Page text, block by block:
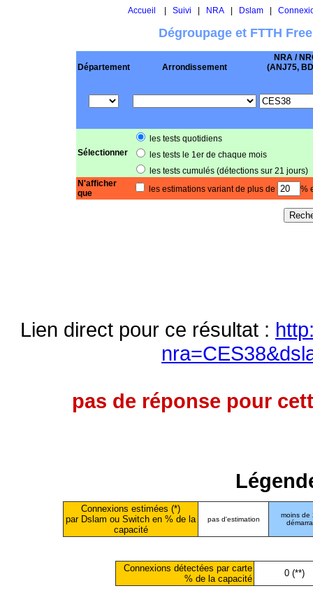
Accueil Suivi NRA| Dslam|
Dégroupage et FTTH
Département Arrondissement
NRA /
(ANJ75,
Sélectionner
les tests quotidiens
les tests le 1er de chaque mois
les tests cumulés (détections sur 21 jours)
N'afficher
que
les estimations variant de plus de %
Lien direct pour ce résultat :
pas de réponse pour
Connexions estimées (*)
par Dslam ou Switch en % de la
capacité
pas d'estimation
moins de
Connexions détectées par carte
% de la capacité
0 (**)